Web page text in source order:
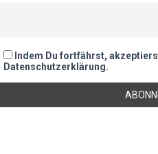
Indem Du fortfährst,
Datenschutzerklärung.